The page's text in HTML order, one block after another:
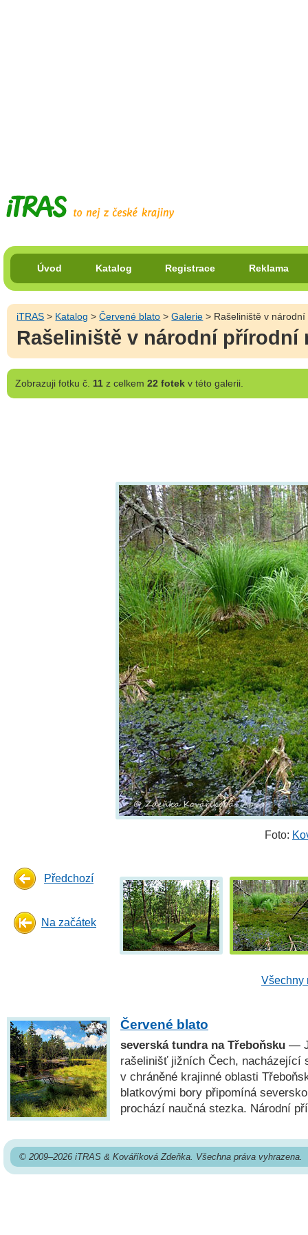
Úvod Katalog Registrace Reklama
iTRAS > Katalog >Červené blato >Galerie > Rašeliniště v
Rašeliniště v národní přírodní
Zobrazujifotku č. 11z celkem 22 fotekv této galerii.
Foto:
Předchozí
Na začátek
Všechny
Červené blato
severská tundra na Třeboňsku —
rašelinišť jižních Čech, nacházející
v chráněné krajinné oblasti
blatkovými bory připomíná
prochází naučná stezka. Národní
© 2009–2026 iTRAS & Kováříková Zdeňka. Všechna práva vyhrazena.